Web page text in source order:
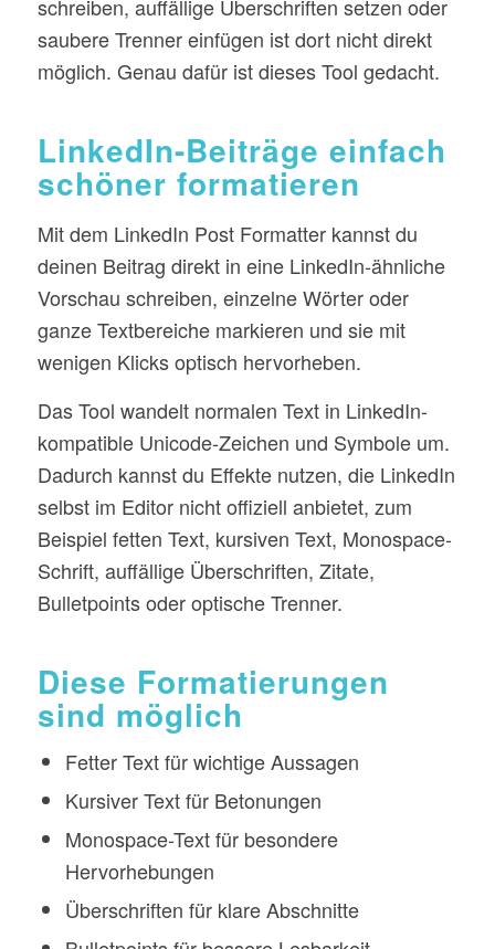
schreiben, auffällige Überschriften setzen oder
saubere Trenner einfügen ist dort nicht direkt
möglich. Genau dafür ist dieses Tool gedacht.
LinkedIn-Beiträge einfach
schöner formatieren
Mit dem LinkedIn Post Formatter kannst du
deinen Beitrag direkt in eine LinkedIn-ähnliche
Vorschau schreiben, einzelne Wörter oder
ganze Textbereiche markieren und sie mit
wenigen Klicks optisch hervorheben.
Das Tool wandelt normalen Text in LinkedIn-
kompatible Unicode-Zeichen und Symbole um.
Dadurch kannst du Effekte nutzen, die LinkedIn
selbst im Editor nicht offiziell anbietet, zum
Beispiel fetten Text, kursiven Text, Monospace-
Schrift, auffällige Überschriften, Zitate,
Bulletpoints oder optische Trenner.
Diese Formatierungen
sind möglich
Fetter Text für wichtige Aussagen
Kursiver Text für Betonungen
Monospace-Text für besondere
Hervorhebungen
Überschriften für klare Abschnitte